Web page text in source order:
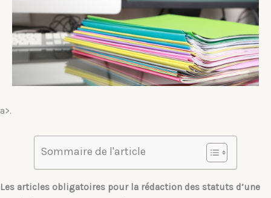
a>.
Sommaire de l'article
Les articles obligatoires pour la rédaction des statuts d’une